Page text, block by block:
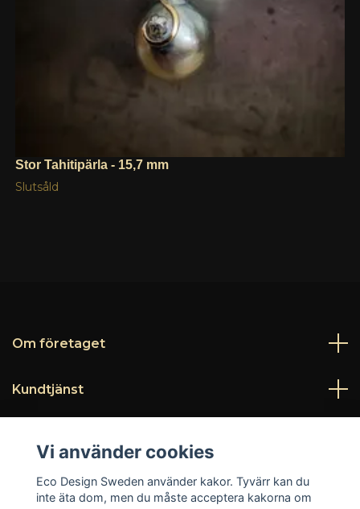
Stor Tahitipärla - 15,7 mm
Slutsåld
Om företaget
Kundtjänst
Sociala medier
Vi använder cookies
Eco Design Sweden använder kakor. Tyvärr kan du
inte äta dom, men du måste acceptera kakorna om